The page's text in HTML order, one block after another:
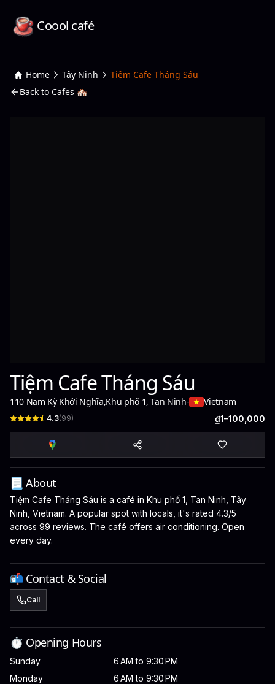
Coool café
Home Tây Ninh
Tiệm Cafe Tháng Sáu
Back to Cafes 🏘️
Tiệm Cafe Tháng Sáu
110 Nam Kỳ Khởi Nghĩa,Khu phố 1, Tan Ninh- Vietnam
4.3(99) ₫1–100,000
📃 About
Tiệm Cafe Tháng Sáu is a café in Khu phố 1, Tan Ninh, Tây
Ninh, Vietnam. A popular spot with locals, it's rated 4.3/5
across 99 reviews. The café offers air conditioning. Open
every day.
📬 Contact & Social
Call
⏱️ Opening Hours
Sunday
6 AM to 9:30 PM
Monday
6 AM to 9:30 PM